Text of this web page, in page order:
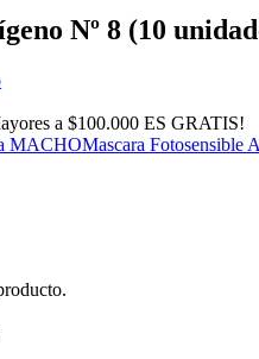
Nº 8 (10
a $100.000 ES GRATIS!
MACHOMascara Fotosensible